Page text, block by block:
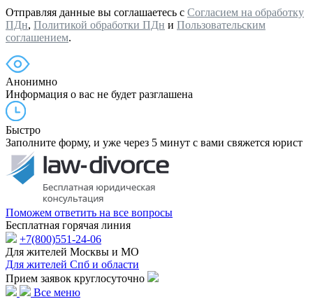
Отправляя данные вы соглашаетесь с Согласием на обработку
ПДн, Политикой обработки ПДн и Пользовательским
соглашением.
Анонимно
Информация о вас не будет разглашена
Быстро
Заполните форму, и уже через 5 минут с вами свяжется юрист
Поможем ответить на все вопросы
Бесплатная горячая линия
+7(800)551-24-06
Для жителей Москвы и МО
Для жителей Спб и области
Прием заявок круглосуточно
Все меню